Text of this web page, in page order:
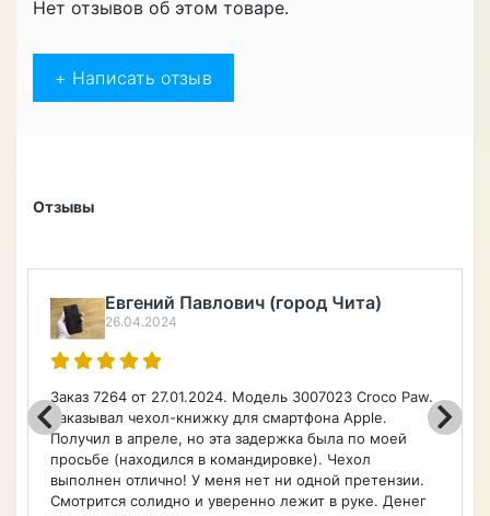
Нет отзывов об этом товаре.
+ Написать отзыв
Отзывы
Алексей Верегин
22.04.2024
Порадовал широкий ассортимент по каталогу на
чехлы, очень быстро оформил заказ. Чехол удобный.
Советую.